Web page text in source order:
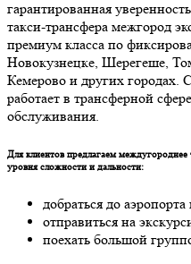
гарантированная
такси-трансфера межгород
премиум класса по
Новокузнецке, Шерегеше,
Кемерово и других городах.
работает в трансферной
обслуживания.
Для клиентов предлагаем
уровня сложности и дальности:
добраться до
отправиться на
поехать большой